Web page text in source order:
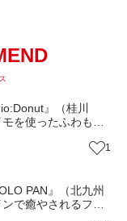
』（桂川
を使ったふわもち
1
PAN』（北九州
で癒やされるフワ